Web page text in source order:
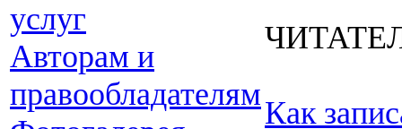
услуг
Авторам и
правообладателям
Как